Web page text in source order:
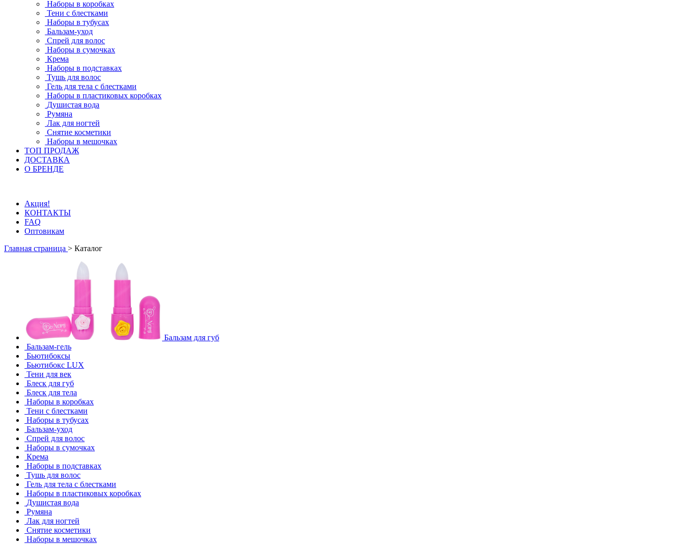
Наборы в коробках
Тени с блестками
Наборы в тубусах
Бальзам-уход
Спрей для волос
Наборы в сумочках
Крема
Наборы в подставках
Тушь для волос
Гель для тела с блестками
Наборы в пластиковых коробках
Душистая вода
Румяна
Лак для ногтей
Снятие косметики
Наборы в мешочках
ТОП ПРОДАЖ
ДОСТАВКА
О БРЕНДЕ
Акция!
КОНТАКТЫ
FAQ
Оптовикам
Главная страница > Каталог
Бальзам для губ
Бальзам-гель
Бьютибоксы
Бьютибокс LUX
Тени для век
Блеск для губ
Блеск для тела
Наборы в коробках
Тени с блестками
Наборы в тубусах
Бальзам-уход
Спрей для волос
Наборы в сумочках
Крема
Наборы в подставках
Тушь для волос
Гель для тела с блестками
Наборы в пластиковых коробках
Душистая вода
Румяна
Лак для ногтей
Снятие косметики
Наборы в мешочках